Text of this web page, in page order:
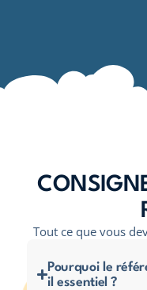
Tout ce que vous
Pourquoi le
il essentiel ?